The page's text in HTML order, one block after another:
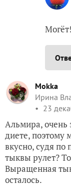
Могёт!
Mokka
Ирина
23
Альмира, очень
диете, поэтому
вкусно, судя по
тыквы рулет?
Выращенная
осталось.